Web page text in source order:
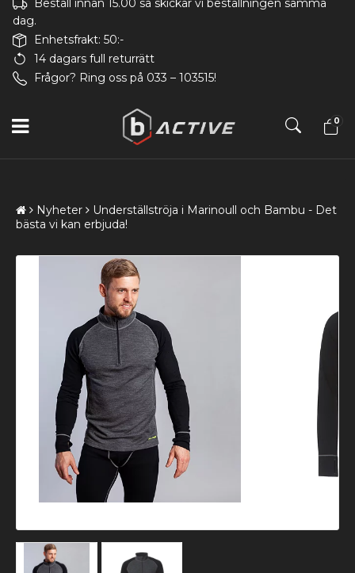
Beställ innan 15.00 så skickar vi beställningen samma
dag.
Enhetsfrakt: 50:-
14 dagars full returrätt
Frågor? Ring oss på 033 – 103515!
0
Nyheter
Underställströja i Marinoull och Bambu - Det
bästa vi kan erbjuda!